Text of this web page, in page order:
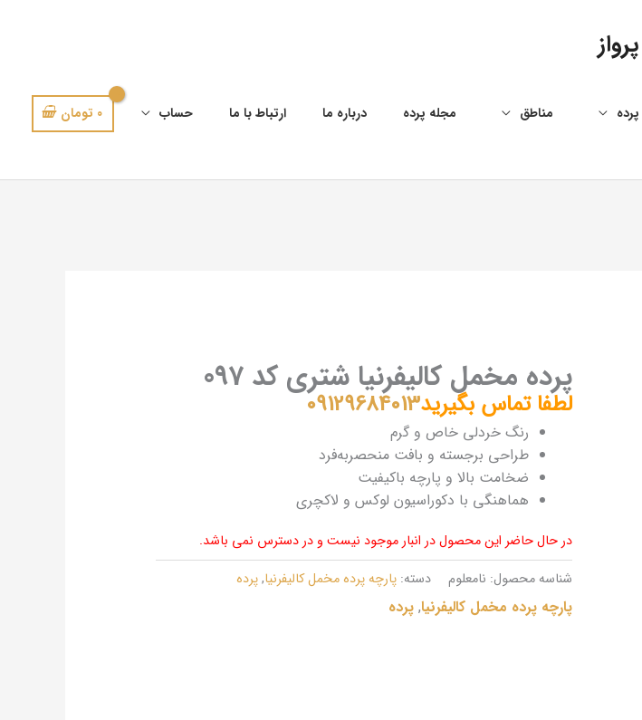
پرده مناطق مجله پرده درباره ما ارتباط با ما حساب 0 تومان
پرده مخمل کالیفرنیا شتری کد 097
لطفا تماس بگیرید09129684013
رنگ خردلی خاص و گرم
طراحی برجسته و بافت منحصربه‌فرد
ضخامت بالا و پارچه باکیفیت
هماهنگی با دکوراسیون لوکس و لاکچری
در حال حاضر این محصول در انبار موجود نیست و در دسترس نمی باشد.
شناسه محصول: نامعلوم دسته: پارچه پرده مخمل کالیفرنیا,پرده
پارچه پرده مخمل کالیفرنیا, پرده